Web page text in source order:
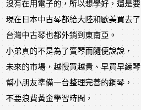
沒有在用電子的，所以想學好，還是
現在日本中古琴都給大陸和歐美買去了
台灣中古琴也都外銷到東南亞。
小弟真的不是為了賣琴而隨便說說，
未來的市場，越慢買越貴、早買早練
幫小朋友準備一台整理完善的鋼琴，
不要浪費黃金學習時間，